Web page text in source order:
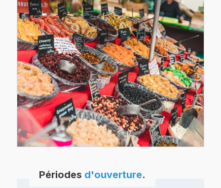
Périodes d'ouverture.